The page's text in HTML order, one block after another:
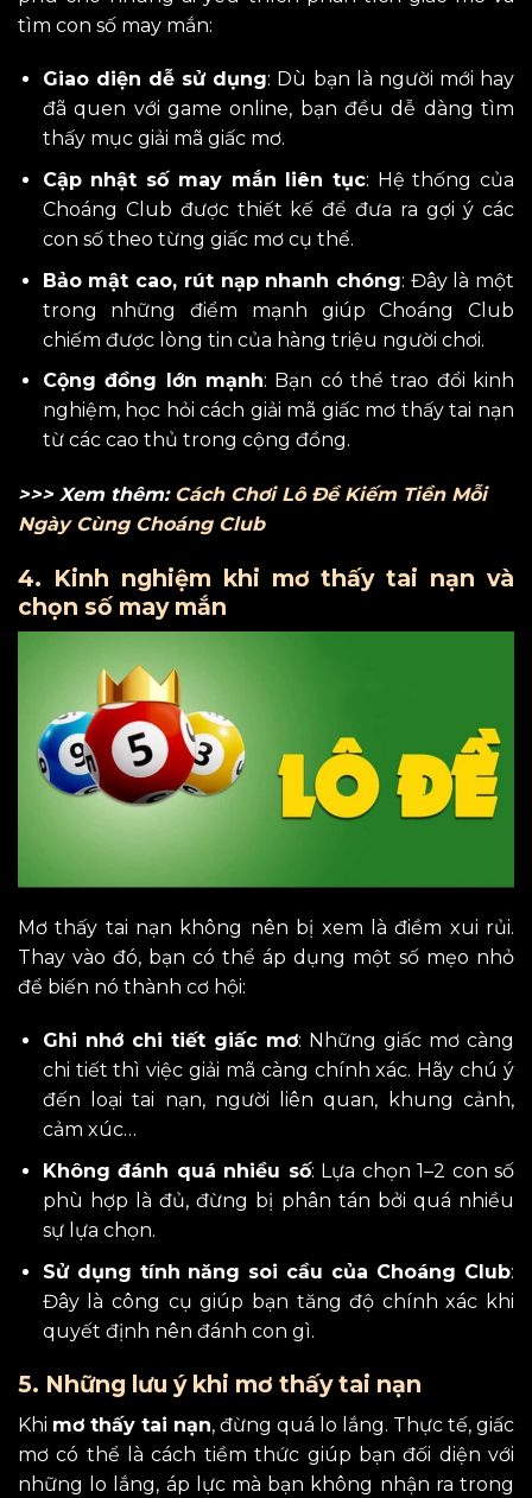
tìm con số may mắn:
Giao diện dễ sử dụng: Dù bạn là người mới hay
đã quen với game online, bạn đều dễ dàng tìm
thấy mục giải mã giấc mơ.
Cập nhật số may mắn liên tục: Hệ thống của
Choáng Club được thiết kế để đưa ra gợi ý các
con số theo từng giấc mơ cụ thể.
Bảo mật cao, rút nạp nhanh chóng: Đây là một
trong những điểm mạnh giúp Choáng Club
chiếm được lòng tin của hàng triệu người chơi.
Cộng đồng lớn mạnh: Bạn có thể trao đổi kinh
nghiệm, học hỏi cách giải mã giấc mơ thấy tai nạn
từ các cao thủ trong cộng đồng.
>>> Xem thêm: Cách Chơi Lô Đề Kiếm Tiền Mỗi
Ngày Cùng Choáng Club
4. Kinh nghiệm khi mơ thấy tai nạn và
chọn số may mắn
Mơ thấy tai nạn không nên bị xem là điềm xui rủi.
Thay vào đó, bạn có thể áp dụng một số mẹo nhỏ
để biến nó thành cơ hội:
Ghi nhớ chi tiết giấc mơ: Những giấc mơ càng
chi tiết thì việc giải mã càng chính xác. Hãy chú ý
đến loại tai nạn, người liên quan, khung cảnh,
cảm xúc…
Không đánh quá nhiều số: Lựa chọn 1–2 con số
phù hợp là đủ, đừng bị phân tán bởi quá nhiều
sự lựa chọn.
Sử dụng tính năng soi cầu của Choáng Club:
Đây là công cụ giúp bạn tăng độ chính xác khi
quyết định nên đánh con gì.
5. Những lưu ý khi mơ thấy tai nạn
Khi mơ thấy tai nạn, đừng quá lo lắng. Thực tế, giấc
mơ có thể là cách tiềm thức giúp bạn đối diện với
những lo lắng, áp lực mà bạn không nhận ra trong